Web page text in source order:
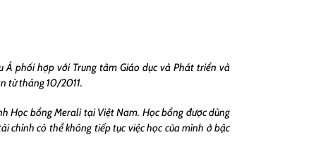
phối hợp với Trung tâm Giáo dục và Phát triển và
từ tháng 10/2011.
Học bổng Merali tại Việt Nam. Học bổng được dùng
chính có thể không tiếp tục việc học của mình ở bậc